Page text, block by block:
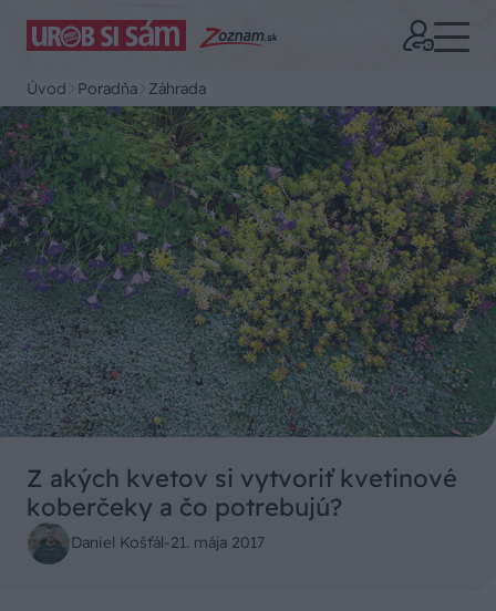
Úvod Poradňa Záhrada
Z akých kvetov si vytvoriť kvetinové
koberčeky a čo potrebujú?
Daniel Košťál-21. mája 2017